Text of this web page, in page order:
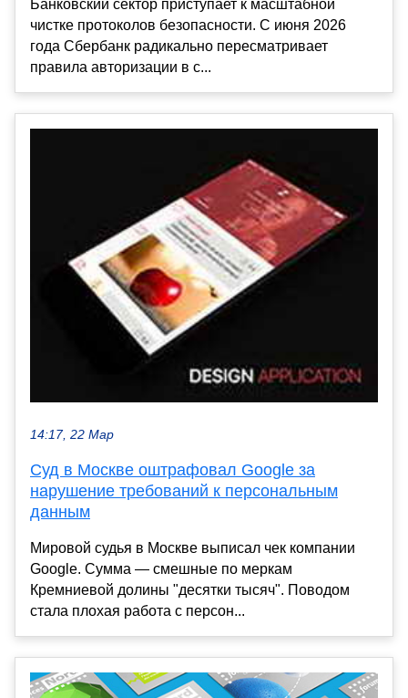
Банковский сектор приступает к масштабной
чистке протоколов безопасности. С июня 2026
года Сбербанк радикально пересматривает
правила авторизации в с...
14:17, 22 Мар
Суд в Москве оштрафовал Google за
нарушение требований к персональным
данным
Мировой судья в Москве выписал чек компании
Google. Сумма — смешные по меркам
Кремниевой долины "десятки тысяч". Поводом
стала плохая работа с персон...